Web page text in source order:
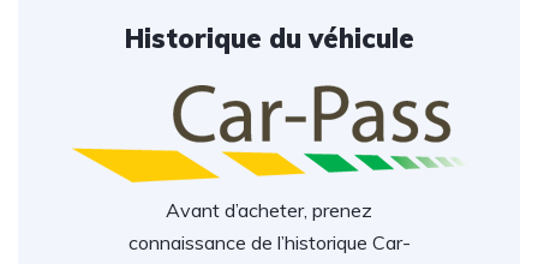
Historique du véhicule
Avant d’acheter, prenez
connaissance de l’historique Car-